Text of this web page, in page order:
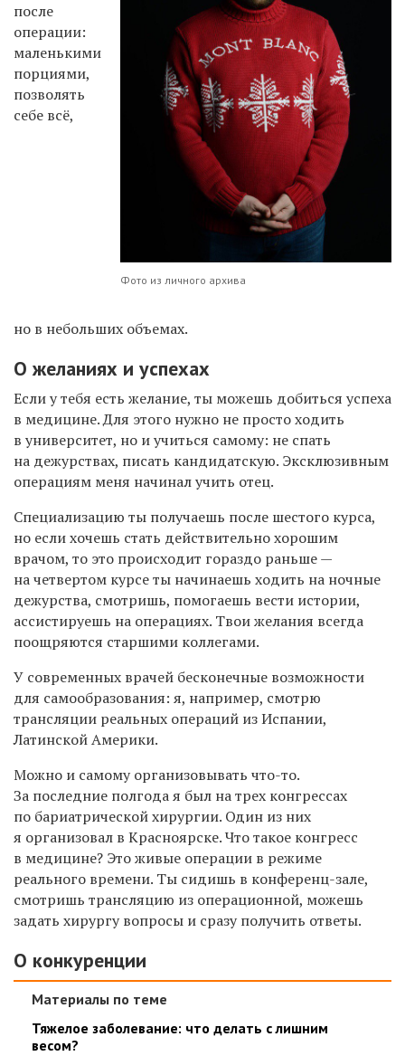
Фото из личного архива
после
операции:
маленькими
порциями,
позволять
себе всё,
но в небольших объемах.
О желаниях и успехах
Если у тебя есть желание, ты можешь добиться успеха
в медицине. Для этого нужно не просто ходить
в университет, но и учиться самому: не спать
на дежурствах, писать кандидатскую. Эксклюзивным
операциям меня начинал учить отец.
Специализацию ты получаешь после шестого курса,
но если хочешь стать действительно хорошим
врачом, то это происходит гораздо раньше —
на четвертом курсе ты начинаешь ходить на ночные
дежурства, смотришь, помогаешь вести истории,
ассистируешь на операциях. Твои желания всегда
поощряются старшими коллегами.
У современных врачей бесконечные возможности
для самообразования: я, например, смотрю
трансляции реальных операций из Испании,
Латинской Америки.
Можно и самому организовывать что-то.
За последние полгода я был на трех конгрессах
по бариатрической хирургии. Один из них
я организовал в Красноярске. Что такое конгресс
в медицине? Это живые операции в режиме
реального времени. Ты сидишь в конференц-зале,
смотришь трансляцию из операционной, можешь
задать хирургу вопросы и сразу получить ответы.
О конкуренции
Материалы по теме
Тяжелое заболевание: что делать с лишним
весом?